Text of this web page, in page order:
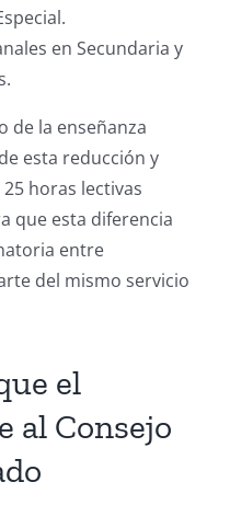
en Secundaria y
de la enseñanza
esta reducción y
horas lectivas
que esta diferencia
entre
del mismo servicio
el
al Consejo